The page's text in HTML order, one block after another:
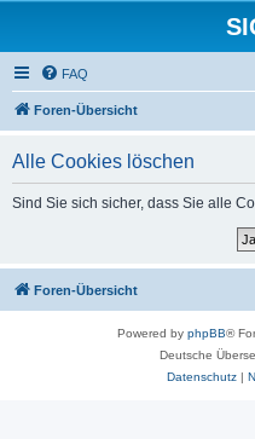
FAQ
Foren-Übersicht
Alle Cookies löschen
Sind Sie sich sicher, dass Sie alle
Foren-Übersicht
Powered by phpBB®
Deutsche
Datenschutz|